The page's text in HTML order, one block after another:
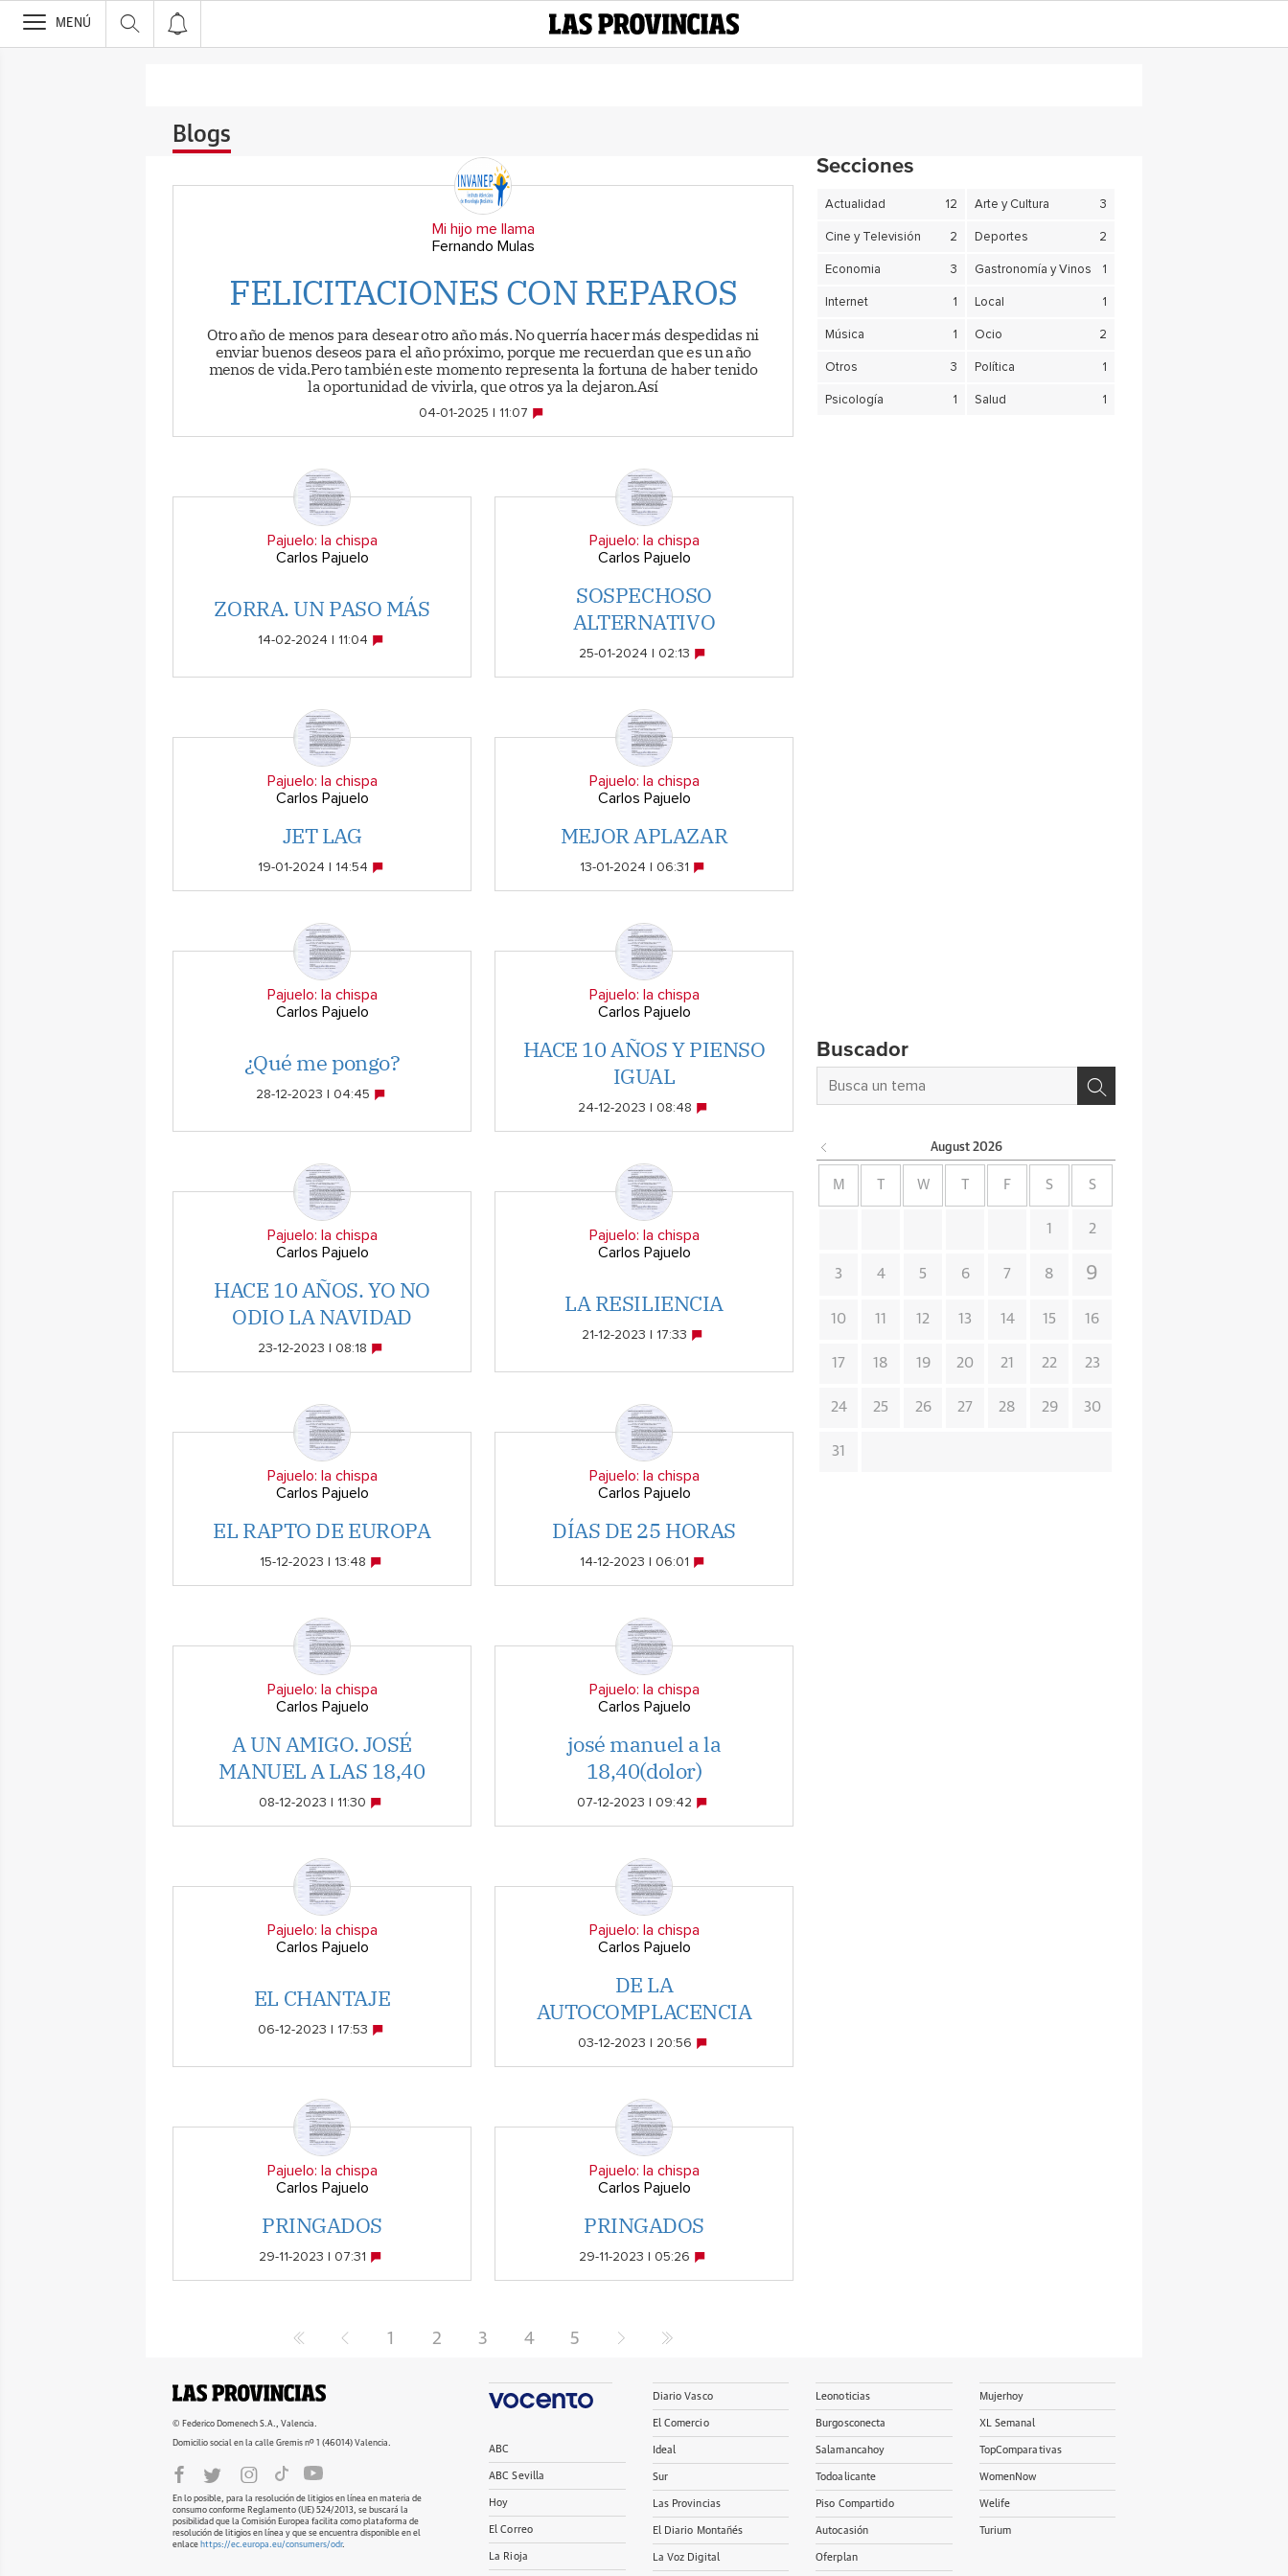
>
MENÚ
Blogs
Mi hijo me llama
Fernando Mulas
FELICITACIONES CON REPAROS
Otro año de menos para desear otro año más. No querría hacer más despedidas ni
enviar buenos deseos para el año próximo, porque me recuerdan que es un año
menos de vida.Pero también este momento representa la fortuna de haber tenido
la oportunidad de vivirla, que otros ya la dejaron.Así
04-01-2025 | 11:07
Pajuelo: la chispa
Carlos Pajuelo
ZORRA. UN PASO MÁS
14-02-2024 | 11:04
Pajuelo: la chispa
Carlos Pajuelo
SOSPECHOSO
ALTERNATIVO
25-01-2024 | 02:13
Pajuelo: la chispa
Carlos Pajuelo
JET LAG
19-01-2024 | 14:54
Pajuelo: la chispa
Carlos Pajuelo
MEJOR APLAZAR
13-01-2024 | 06:31
Pajuelo: la chispa
Carlos Pajuelo
¿Qué me pongo?
28-12-2023 | 04:45
Pajuelo: la chispa
Carlos Pajuelo
HACE 10 AÑOS Y PIENSO
IGUAL
24-12-2023 | 08:48
Pajuelo: la chispa
Carlos Pajuelo
HACE 10 AÑOS. YO NO
ODIO LA NAVIDAD
23-12-2023 | 08:18
Pajuelo: la chispa
Carlos Pajuelo
LA RESILIENCIA
21-12-2023 | 17:33
Pajuelo: la chispa
Carlos Pajuelo
EL RAPTO DE EUROPA
15-12-2023 | 13:48
Pajuelo: la chispa
Carlos Pajuelo
DÍAS DE 25 HORAS
14-12-2023 | 06:01
Pajuelo: la chispa
Carlos Pajuelo
A UN AMIGO. JOSÉ
MANUEL A LAS 18,40
08-12-2023 | 11:30
Pajuelo: la chispa
Carlos Pajuelo
josé manuel a la
18,40(dolor)
07-12-2023 | 09:42
Pajuelo: la chispa
Carlos Pajuelo
EL CHANTAJE
06-12-2023 | 17:53
Pajuelo: la chispa
Carlos Pajuelo
DE LA
AUTOCOMPLACENCIA
03-12-2023 | 20:56
Pajuelo: la chispa
Carlos Pajuelo
PRINGADOS
29-11-2023 | 07:31
Pajuelo: la chispa
Carlos Pajuelo
PRINGADOS
29-11-2023 | 05:26
1 2 3 4 5
Secciones
Actualidad 12 Arte y Cultura 3
Cine y Televisión 2 Deportes 2
Economia 3 Gastronomía y Vinos 1
Internet 1 Local 1
Música 1 Ocio 2
Otros 3 Política 1
Psicología 1 Salud 1
Buscador
August 2026
M W F S S
1 2
3 4 5 6 7 8 9
10 11 12 13 14 15 16
17 18 19 20 21 22 23
24 25 26 27 28 29 30
31
© Federico Domenech S.A., Valencia.
Domicilio social en la calle Gremis nº 1 (46014) Valencia.
En lo posible, para la resolución de litigios en línea en materia de
consumo conforme Reglamento (UE) 524/2013, se buscará la
posibilidad que la Comisión Europea facilita como plataforma de
resolución de litigios en línea y que se encuentra disponible en el
enlace https://ec.europa.eu/consumers/odr.
ABC
ABC Sevilla
Hoy
El Correo
La Rioja
Diario Vasco
El Comercio
Ideal
Sur
Las Provincias
El Diario Montañés
La Voz Digital
Leonoticias
Burgosconecta
Salamancahoy
Todoalicante
Piso Compartido
Autocasión
Oferplan
Mujerhoy
XL Semanal
TopComparativas
WomenNow
Welife
Turium